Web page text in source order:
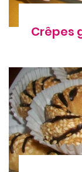
Crêpes